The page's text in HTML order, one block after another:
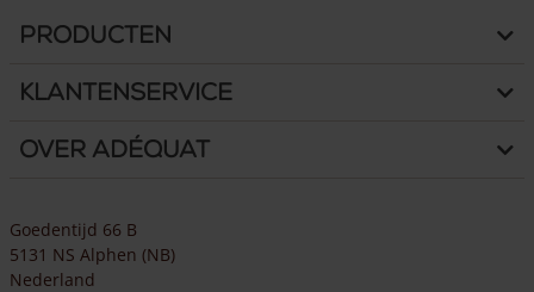
Producten
Klantenservice
Over Adéquat
Goedentijd 66 B
5131 NS Alphen (NB)
Nederland